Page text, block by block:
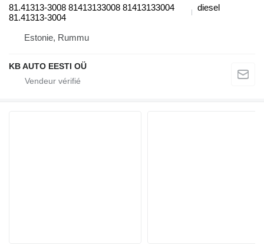
81.41313-3008 81413133008 81413133004
81.41313-3004
diesel
Estonie, Rummu
KB AUTO EESTI OÜ